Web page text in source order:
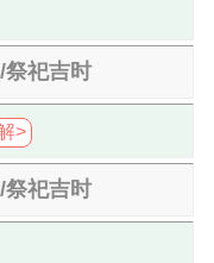
祭祀吉时
>
祭祀吉时